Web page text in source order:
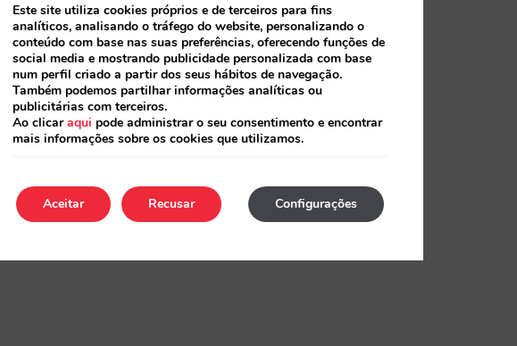
nada já que na Mirai trataremos de tudo:
Nas próximas semanas, poderá ver
nossopainel de Metapesquisa Mirai, bem
resultados de cada um dos motores de
contacto com o seu gestor de conta.
Este site utiliza cookies próprios e de terceiros para fins
analíticos, analisando o tráfego do website, personalizando o
conteúdo com base nas suas preferências, oferecendo funções de
social media e mostrando publicidade personalizada com base
num perfil criado a partir dos seus hábitos de navegação.
Também podemos partilhar informações analíticas ou
publicitárias com terceiros.
Ao clicaraqui pode administrar o seu consentimento e encontrar
mais informações sobre os cookies que utilizamos.
Aceitar Configurações
Recusar